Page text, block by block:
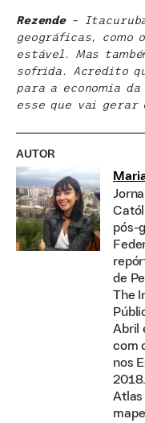
Rezende–
geográficas, como
estável. Mas
sofrida. Acredito
para a economia
esse que vai gerar
AUTOR
pós-
de
The
Abril
com
nos
Atlas